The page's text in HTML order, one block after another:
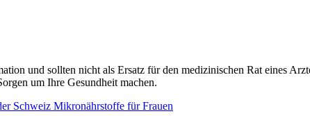
und sollten nicht als Ersatz für den medizinischen Rat eines
um Ihre Gesundheit machen.
Schweiz Mikronährstoffe für Frauen